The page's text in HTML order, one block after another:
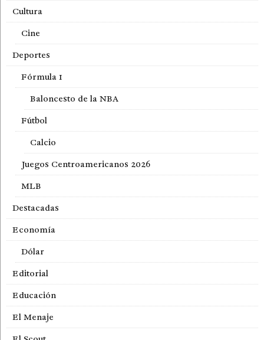
Cultura
Cine
Deportes
Fórmula 1
Baloncesto de la NBA
Fútbol
Calcio
Juegos Centroamericanos 2026
MLB
Destacadas
Economía
Dólar
Editorial
Educación
El Menaje